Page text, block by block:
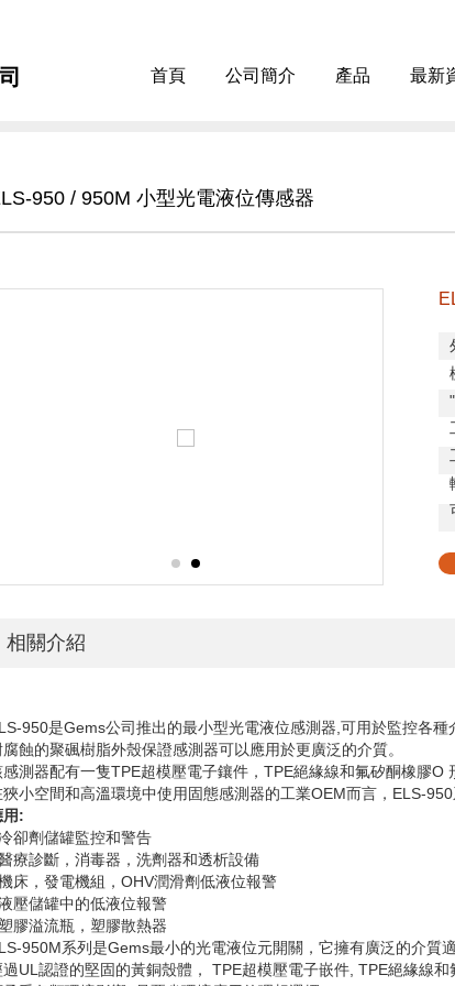
首頁 公司簡介 產品 最新
950 / 950M 小型光電液位傳感器
相關介紹
950是Gems公司推出的最小型光電液位感測器 可用於監控各種
腐蝕的聚碸樹脂外殼保證感測器可以應用於更廣泛的介質。
感測器配有一隻TPE超模壓電子鑲件， TPE絕緣線和氟矽酮橡膠O
狹小空間和高溫環境中使用固態感測器的工業OEM而言， ELS-950
用:
卻劑儲罐監控和警告
療診斷，消毒器，洗劑器和透析設備
床，發電機組， OHV潤滑劑低液位報警
壓儲罐中的低液位報警
塑膠溢流瓶，塑膠散熱器
950M系列是Gems最小的光電液位元開關，它擁有廣泛的介質
UL 認證的堅固的黃銅殼體， TPE超模壓電子嵌件 , TPE絕緣線和